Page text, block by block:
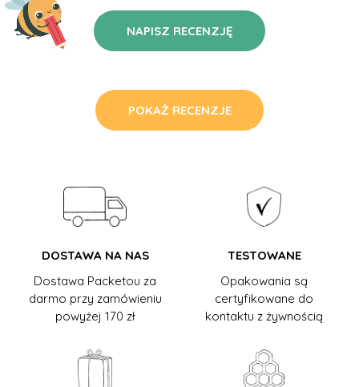
NAPISZ RECENZJĘ
POKAŻ RECENZJE
DOSTAWA NA NAS
Dostawa Packetou za
darmo przy zamówieniu
powyżej 170 zł
TESTOWANE
Opakowania są
certyfikowane do
kontaktu z żywnością